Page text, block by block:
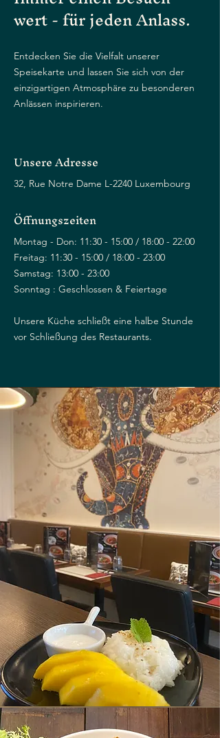
wert - für jeden Anlass.
Entdecken Sie die Vielfalt unserer
Speisekarte und lassen Sie sich von der
einzigartigen Atmosphäre zu besonderen
Anlässen inspirieren.
Unsere Adresse
32, Rue Notre Dame L-2240 Luxembourg
Öffnungszeiten
Montag - Don: 11:30 - 15:00 / 18:00 - 22:00
Freitag: 11:30 - 15:00 / 18:00 - 23:00
Samstag: 13:00 - 23:00
Sonntag : Geschlossen & Feiertage
Unsere Küche schließt eine halbe Stunde
vor Schließung des Restaurants.